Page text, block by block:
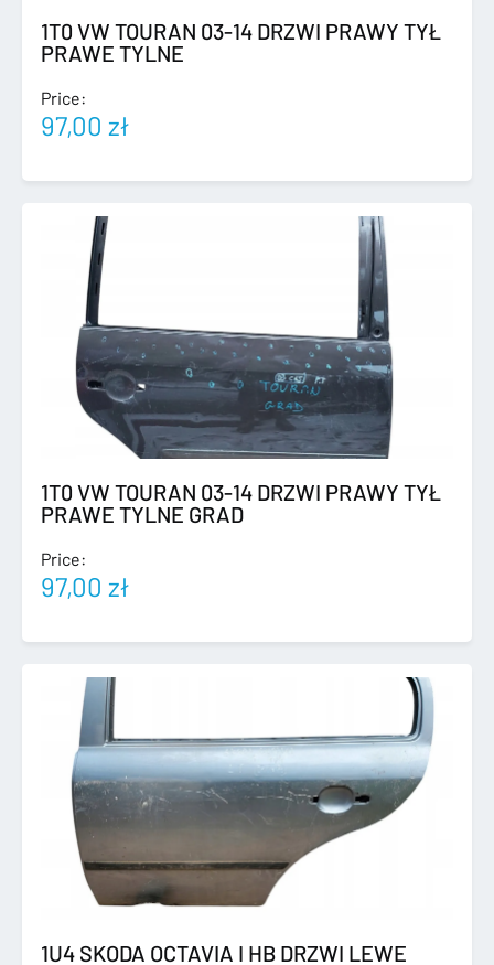
1T0 VW TOURAN 03-14 DRZWI PRAWY TYŁ
PRAWE TYLNE
Price:
97,00 zł
1T0 VW TOURAN 03-14 DRZWI PRAWY TYŁ
PRAWE TYLNE GRAD
Price:
97,00 zł
1U4 SKODA OCTAVIA I HB DRZWI LEWE